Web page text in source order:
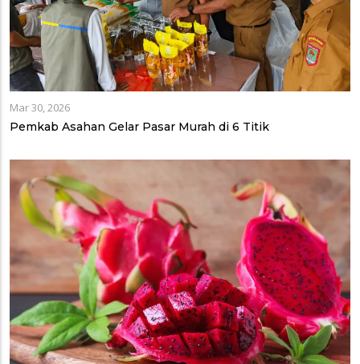
Mar 30, 2026
Pemkab Asahan Gelar Pasar Murah di 6 Titik